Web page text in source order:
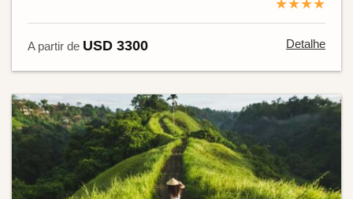
★★★★
A partir de USD 3300 Detalhe